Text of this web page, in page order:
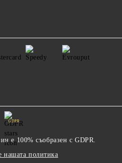
GDPR
е 100% съобразен с GDPR.
нашата политика